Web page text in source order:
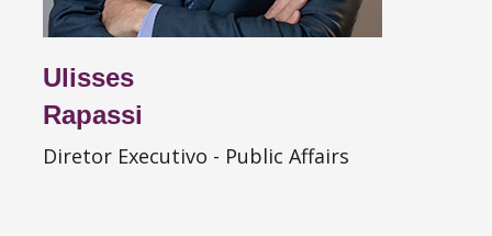
Ulisses
Rapassi
Diretor Executivo - Public Affairs